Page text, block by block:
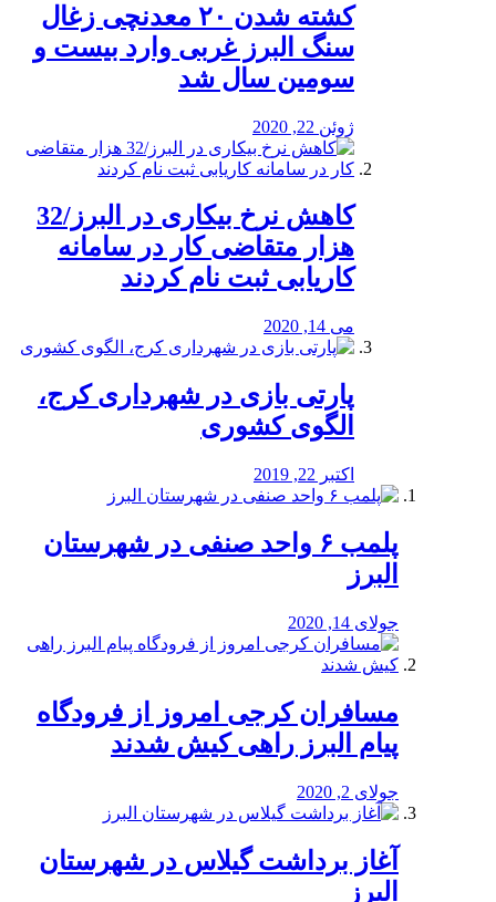
کشته شدن ۲۰ معدنچی زغال
سنگ البرز غربی وارد بیست و
سومین سال شد
ژوئن 22, 2020
کاهش نرخ بیکاری در البرز/32
هزار متقاضی کار در سامانه
کاریابی ثبت نام کردند
می 14, 2020
پارتی بازی در شهرداری کرج،
الگوی کشوری
اکتبر 22, 2019
پلمب ۶ واحد صنفی در شهرستان
البرز
جولای 14, 2020
مسافران کرجی امروز از فرودگاه
پیام البرز راهی کیش شدند
جولای 2, 2020
آغاز برداشت گیلاس در شهرستان
البرز